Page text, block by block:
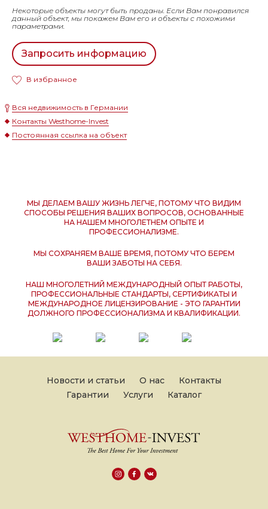
Некоторые объекты могут быть проданы. Если Вам понравился
данный объект, мы покажем Вам его и объекты с похожими
параметрами.
Запросить информацию
В избранное
Вся недвижимость в Германии
Контакты Westhome-Invest
Постоянная ссылка на объект
МЫ ДЕЛАЕМ ВАШУ ЖИЗНЬ ЛЕГЧЕ, ПОТОМУ ЧТО ВИДИМ
СПОСОБЫ РЕШЕНИЯ ВАШИХ ВОПРОСОВ, ОСНОВАННЫЕ
НА НАШЕМ МНОГОЛЕТНЕМ ОПЫТЕ И
ПРОФЕССИОНАЛИЗМЕ.
МЫ СОХРАНЯЕМ ВАШЕ ВРЕМЯ, ПОТОМУ ЧТО БЕРЕМ
ВАШИ ЗАБОТЫ НА СЕБЯ.
НАШ МНОГОЛЕТНИЙ МЕЖДУНАРОДНЫЙ ОПЫТ РАБОТЫ,
ПРОФЕССИОНАЛЬНЫЕ СТАНДАРТЫ, СЕРТИФИКАТЫ И
МЕЖДУНАРОДНОЕ ЛИЦЕНЗИРОВАНИЕ - ЭТО ГАРАНТИИ
ДОЛЖНОГО ПРОФЕССИОНАЛИЗМА И КВАЛИФИКАЦИИ.
Новости и статьи О нас
Контакты
Гарантии
Услуги Каталог